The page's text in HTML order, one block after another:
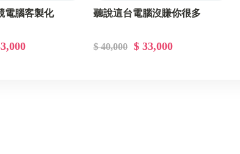
電腦客製化 聽說這台電腦沒賺你很多
$ 40,000 $ 33,000